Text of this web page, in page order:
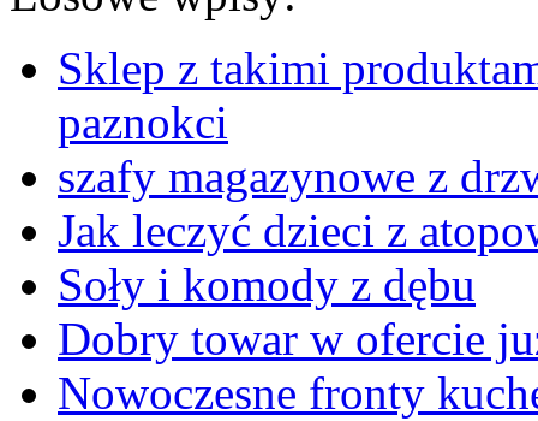
Sklep z takimi
paznokci
szafy magazynowe z
Jak leczyć dzieci z
Soły i komody z dębu
Dobry towar w ofercie
Nowoczesne fronty